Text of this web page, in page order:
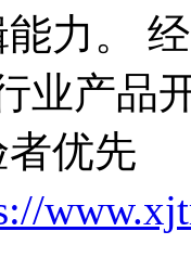
力。
业产品
优先